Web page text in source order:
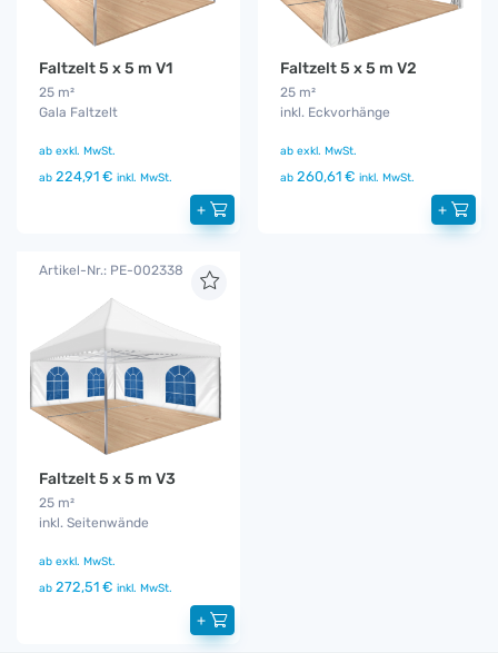
Faltzelt 5 x 5 m V1
25 m²
Gala Faltzelt
ab exkl. MwSt.
ab 224,91 € inkl. MwSt.
+
Faltzelt 5 x 5 m V2
25 m²
inkl. Eckvorhänge
ab exkl. MwSt.
ab 260,61 € inkl. MwSt.
+
Artikel-Nr.: PE-002338
Faltzelt 5 x 5 m V3
25 m²
inkl. Seitenwände
ab exkl. MwSt.
ab 272,51 € inkl. MwSt.
+